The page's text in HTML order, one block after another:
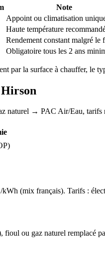
Note
Appoint ou climatisation
Haute température
Rendement constant malgré le
Obligatoire tous les 2 ans
par la surface à chauffer, le
Hirson
naturel → PAC Air/Eau, tarifs
(mix français). Tarifs :
fioul ou gaz naturel remplacé